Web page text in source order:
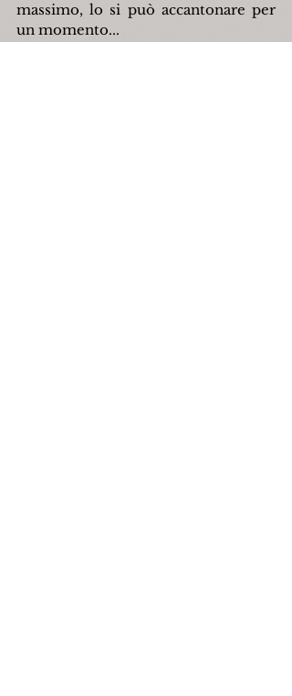
massimo, lo si può accantonare per
un momento...